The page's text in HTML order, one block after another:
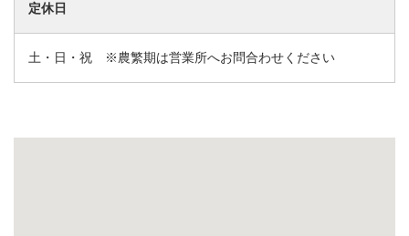
定休日
土・日・祝 ※農繁期は営業所へお問合わせください